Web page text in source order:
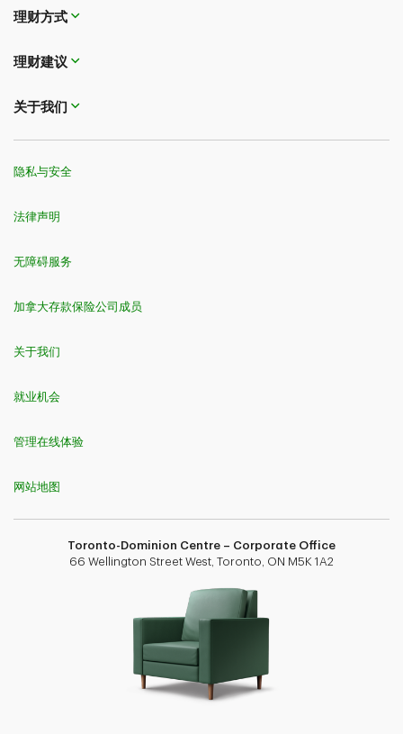
理财方式
理财建议
关于我们
隐私与安全
法律声明
无障碍服务
加拿大存款保险公司成员
关于我们
就业机会
管理在线体验
网站地图
Toronto-Dominion Centre – Corporate Office
66 Wellington Street West, Toronto, ON M5K 1A2